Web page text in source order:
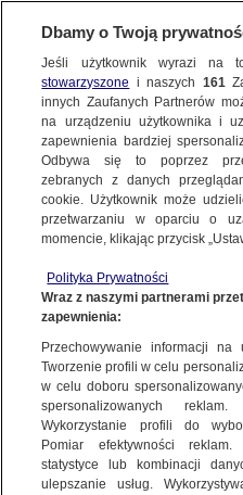
RZESZÓW
Pijany uciekał
pierwszeństwo.
We krwi miał też THC
6.11.2025, 09:30Aktualizacja:
Posłuchaj artykułu
Czyta lektor AI
Dbamy o Twoją
Jeśli użytkownik wyrazi na
stowarzyszone i naszych 161
innych Zaufanych Partnerów
na urządzeniu użytkownika i
zapewnienia bardziej
Odbywa się to poprzez
zebranych z danych
cookie. Użytkownik może
przetwarzaniu w oparciu o
momencie, klikając przycisk
Polityka Prywatności
Wraz z naszymi partnerami
zapewnienia:
Przechowywanie informacji
Tworzenie profili w celu
w celu doboru
spersonalizowanych
Wykorzystanie profili do
Pomiar efektywności
statystyce lub kombinacji
ulepszanie usług.